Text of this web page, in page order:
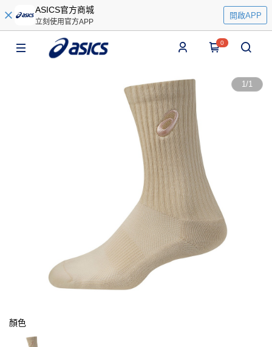
ASICS官方商城
立刻使用官方APP
開啟APP
0
1/1
顏色